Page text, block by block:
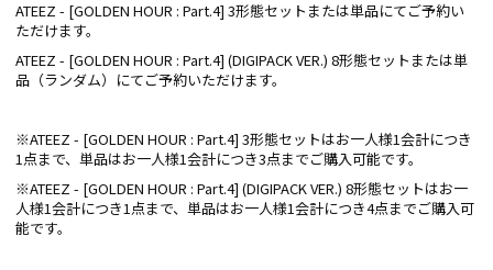
ATEEZ - [GOLDEN HOUR : Part.4] 3形態セットまたは単品にてご予約い
ただけます。
ATEEZ - [GOLDEN HOUR : Part.4] (DIGIPACK VER.) 8形態セットまたは単
品（ランダム）にてご予約いただけます。
※ATEEZ - [GOLDEN HOUR : Part.4] 3形態セットはお一人様1会計につき
1点まで、単品はお一人様1会計につき3点までご購入可能です。
※ATEEZ - [GOLDEN HOUR : Part.4] (DIGIPACK VER.) 8形態セットはお一
人様1会計につき1点まで、単品はお一人様1会計につき4点までご購入可
能です。